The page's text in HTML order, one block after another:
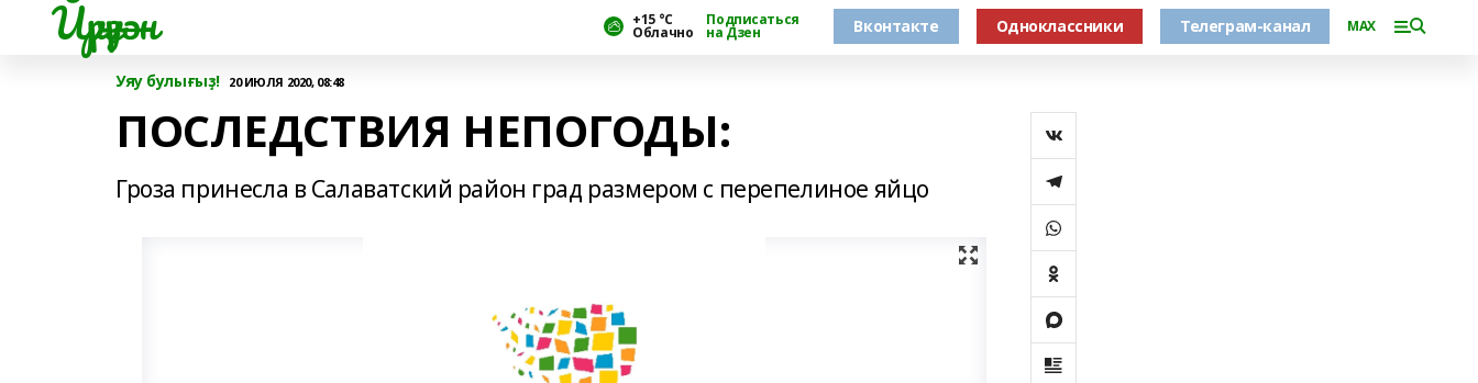
Йүрүҙән +15 °С
Облачно
Подписаться
на Дзен Вконтакте Одноклассники Телеграм-канал MAX
Уяу булығыҙ! 20 ИЮЛЯ 2020, 08:48
ПОСЛЕДСТВИЯ НЕПОГОДЫ:
Гроза принесла в Салаватский район град размером с перепелиное яйцо